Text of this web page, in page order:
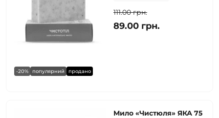
-20% популярний продано
111.00 грн.
89.00 грн.
Мило «Чистюля» ЯКА 75